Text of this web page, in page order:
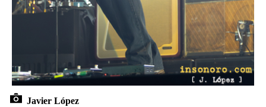
Javier López